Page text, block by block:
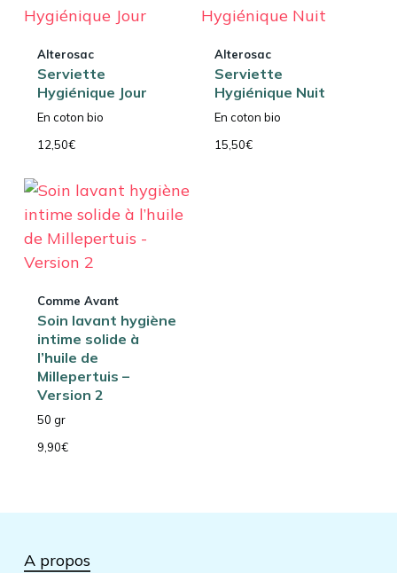
Alterosac
Serviette
Hygiénique Jour
En coton bio
12,50€
Alterosac
Serviette
Hygiénique Nuit
En coton bio
15,50€
Comme Avant
Soin lavant hygiène
intime solide à
l’huile de
Millepertuis –
Version 2
50 gr
9,90€
A propos